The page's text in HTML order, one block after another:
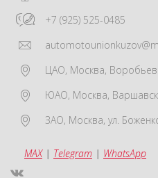
+7 (925) 525-0485
ЦАО, Москва,
ЮАО, Москва,
ЗАО, Москва, ул.
MAX| Telegram | WhatsApp